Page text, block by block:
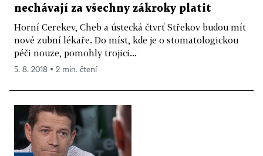
nechávají za všechny zákroky platit
Horní Cerekev, Cheb a ústecká čtvrť Střekov budou mít
nové zubní lékaře. Do míst, kde je o stomatologickou
péči nouze, pomohly trojici...
5. 8. 2018 ▪ 2 min. čtení